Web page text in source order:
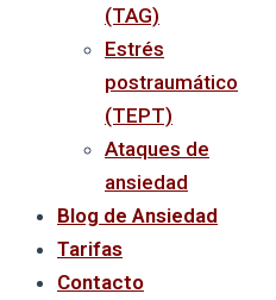
(TAG)
Estrés
postraumático
(TEPT)
Ataques de
ansiedad
Blog de Ansiedad
Tarifas
Contacto